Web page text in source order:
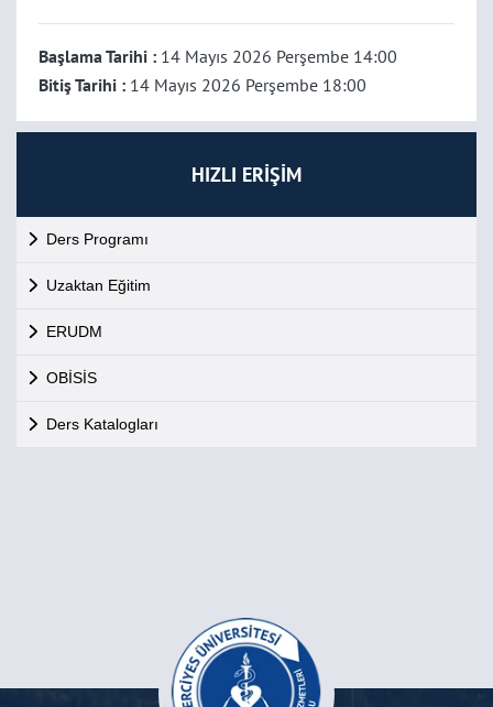
HIZLI ERİŞİM
Ders Programı
Uzaktan Eğitim
ERUDM
OBİSİS
Ders Katalogları
Başlama Tarihi : 14 Mayıs 2026 Perşembe 14:00
Bitiş Tarihi : 14 Mayıs 2026 Perşembe 18:00